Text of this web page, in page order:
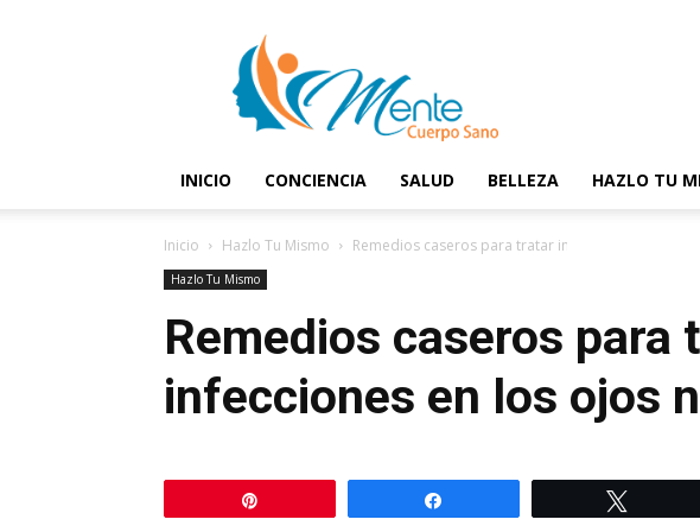
Cuerpo
Sano
INICIO CONCIENCIA SALUD BELLEZA HAZLO TU
Inicio Hazlo Tu Mismo Remedios caseros para tratar infecciones en los
Hazlo Tu Mismo
Remedios caseros para
infecciones en los ojos